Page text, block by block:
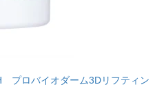
プロバイオダーム3Dリフティン